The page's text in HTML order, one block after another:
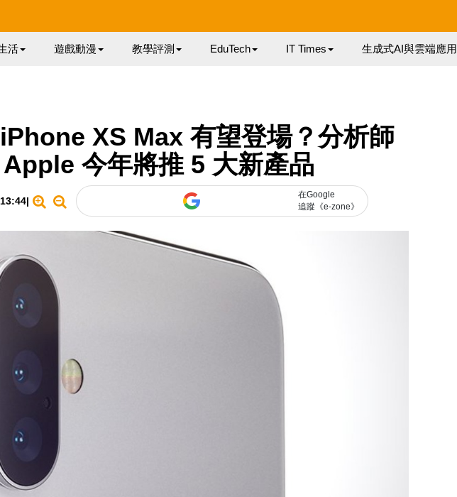
活 遊戲動漫 教學評測 EduTech IT Times 生成式AI與雲端應用
XS Max 有望登場？分析師
今年將推 5 大新產品
|
在Google
追蹤《e-zone》